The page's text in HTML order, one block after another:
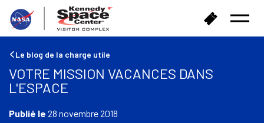
t
r
'
Ouvrir
Le blog de la charge utile
VOTRE MISSION VACANCES DANS
L'ESPACE
Publié le 28 novembre 2018